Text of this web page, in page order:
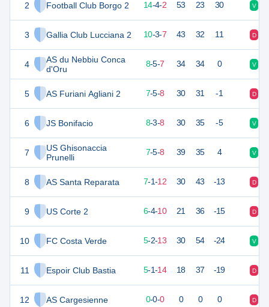
2 Football Club Borgo 2
3 Gallia Club Lucciana 2
4
AS du Nebbiu Conca
d'Oru
5 AS Furiani Agliani 2
6 JS Bonifacio
7
US Ghisonaccia
Prunelli
8 AS Santa Reparata
9 US Corte 2
10 FC Costa Verde
11 Espoir Club Bastia
12 AS Cargesienne
66 20 14-4-2 53 23 30 V
53 20 10-3-7 43 32 11 D
49 20 8-5-7 34 34 0 V
46 7-5-8 30 31 -1 D
8-3-8 30 35 -5 V
45 7-5-8 39 35 4 V
42 7-1-12 30 43 -13 D
6-4-10 21 36 -15 D
37 5-2-13 30 54 -24 V
36 5-1-14 18 37 -19 D
0 0-0-0 0 0 0 D